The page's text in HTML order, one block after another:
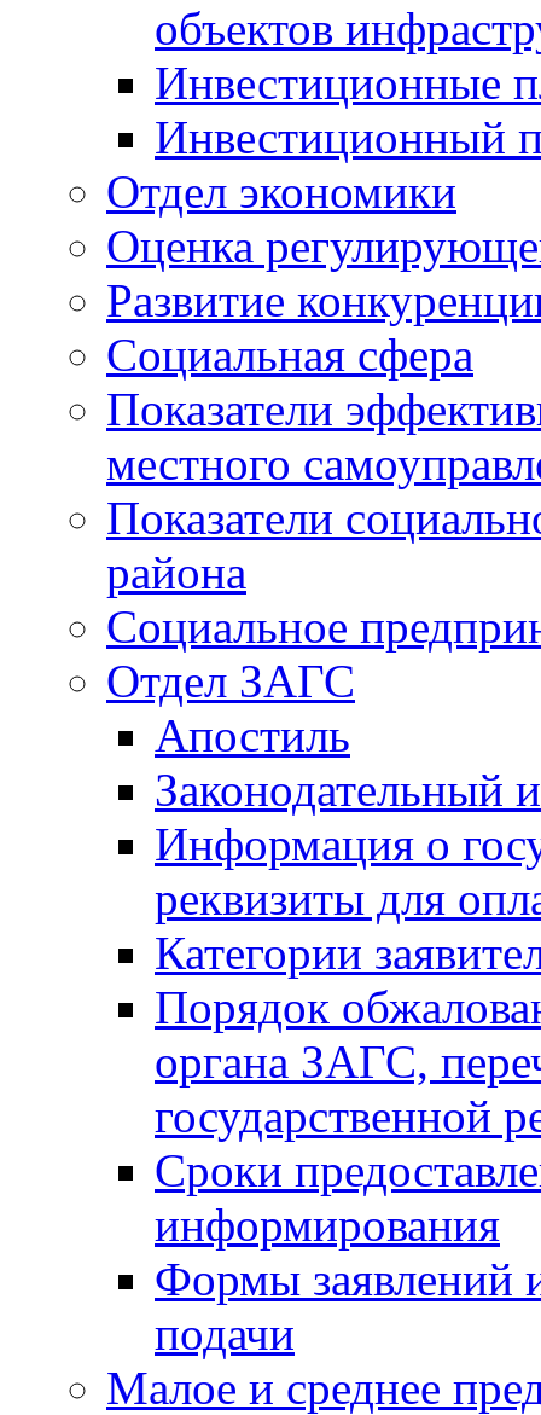
объектов
Инвестиционные
Инвестиционный
Отдел экономики
Оценка
Развитие
Социальная сфера
Показатели
местного
Показатели
района
Социальное
Отдел ЗАГС
Апостиль
Законодательный
Информация о
реквизиты для
Категории
Порядок
органа ЗАГС,
государственной
Сроки
информирования
Формы заявлений
подачи
Малое и среднее